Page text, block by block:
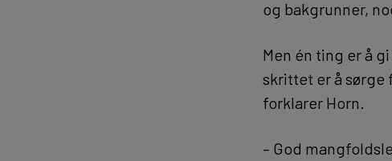
og bakgrunner,
Men én ting er å
skrittet er å sørge
forklarer Horn.
– God